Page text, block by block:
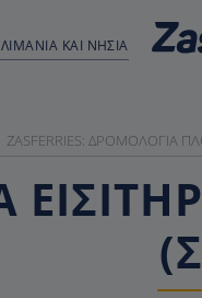
ΚΑΙ ΝΗΣΙΆ
ZASFERRIES: ΔΡΟΜΟΛΌΓΙΑ